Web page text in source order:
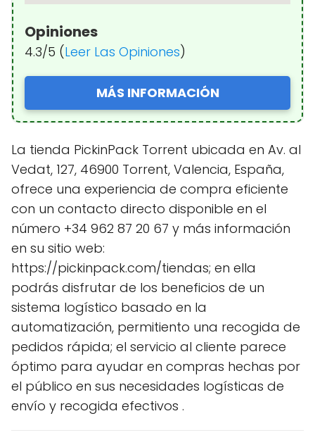
Opiniones
4.3/5 (Leer Las Opiniones)
MÁS INFORMACIÓN
La tienda PickinPack Torrent ubicada en Av. al
Vedat, 127, 46900 Torrent, Valencia, España,
ofrece una experiencia de compra eficiente
con un contacto directo disponible en el
número +34 962 87 20 67 y más información
en su sitio web:
https://pickinpack.com/tiendas; en ella
podrás disfrutar de los beneficios de un
sistema logístico basado en la
automatización, permitiento una recogida de
pedidos rápida; el servicio al cliente parece
óptimo para ayudar en compras hechas por
el público en sus necesidades logísticas de
envío y recogida efectivos .